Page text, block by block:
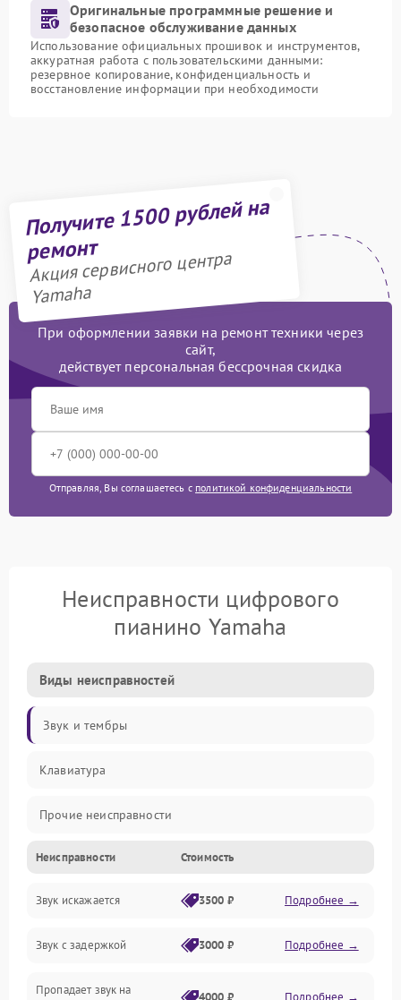
Оригинальные программные решение и
безопасное обслуживание данных
Использование официальных прошивок и инструментов,
аккуратная работа с пользовательскими данными:
резервное копирование, конфиденциальность и
восстановление информации при необходимости
Получите 1500 рублей на
ремонт
Акция сервисного центра
Yamaha
При оформлении заявки на ремонт техники через
сайт,
действует персональная бессрочная скидка
Отправляя, Вы соглашаетесь с политикой конфиденциальности
Неисправности цифрового
пианино Yamaha
Виды неисправностей
Звук и тембры
Клавиатура
Прочие неисправности
Включение и работа
Управление и электроника
Подключения и интерфейсы
Педали и стойка
Неисправности Стоимость
Звук искажается 3500 ₽ Подробнее →
Звук с задержкой 3000 ₽ Подробнее →
Пропадает звук на
4000 ₽ Подробнее →